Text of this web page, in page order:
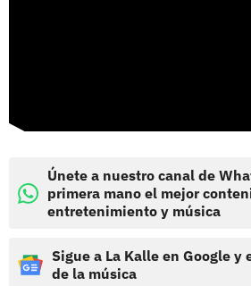
Únete a nuestro canal de
primera mano el mejor
entretenimiento y música
Sigue a La Kalle en Google y
de la música